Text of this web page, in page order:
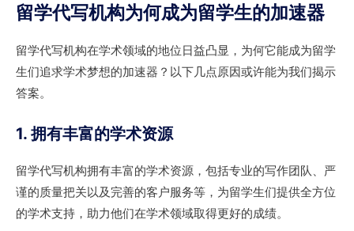
留学代写机构为何成为留学生的加速器
留学代写机构在学术领域的地位日益凸显，为何它能成为留学
生们追求学术梦想的加速器？以下几点原因或许能为我们揭示
答案。
1. 拥有丰富的学术资源
留学代写机构拥有丰富的学术资源，包括专业的写作团队、严
谨的质量把关以及完善的客户服务等，为留学生们提供全方位
的学术支持，助力他们在学术领域取得更好的成绩。